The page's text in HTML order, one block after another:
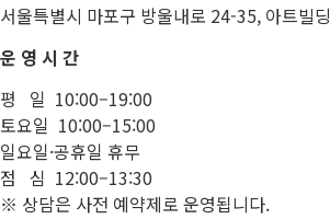
서울특별시 마포구 방울내로 24-35, 아트빌딩
운 영 시 간
평 일 10:00–19:00
토요일 10:00–15:00
일요일·공휴일 휴무
점 심 12:00–13:30
※ 상담은 사전 예약제로 운영됩니다.